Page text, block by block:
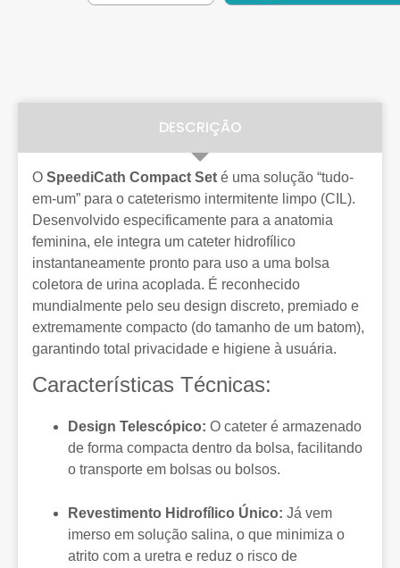
DESCRIÇÃO
O SpeediCath Compact Set é uma solução “tudo-
em-um” para o cateterismo intermitente limpo (CIL).
Desenvolvido especificamente para a anatomia
feminina, ele integra um cateter hidrofílico
instantaneamente pronto para uso a uma bolsa
coletora de urina acoplada. É reconhecido
mundialmente pelo seu design discreto, premiado e
extremamente compacto (do tamanho de um batom),
garantindo total privacidade e higiene à usuária.
Características Técnicas:
Design Telescópico: O cateter é armazenado
de forma compacta dentro da bolsa, facilitando
o transporte em bolsas ou bolsos.
Revestimento Hidrofílico Único: Já vem
imerso em solução salina, o que minimiza o
atrito com a uretra e reduz o risco de